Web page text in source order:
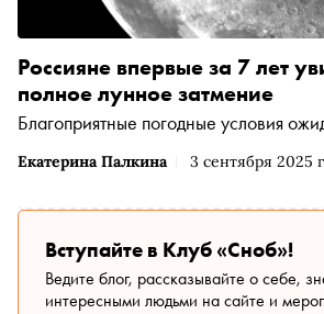
Екатерина Палкина 3 сентября 2025
Россияне впервые за 7 лет
полное лунное затмение
Благоприятные погодные условия
Вступайте в Клуб «Сноб»!
Ведите блог, рассказывайте о себе,
интересными людьми на сайте и